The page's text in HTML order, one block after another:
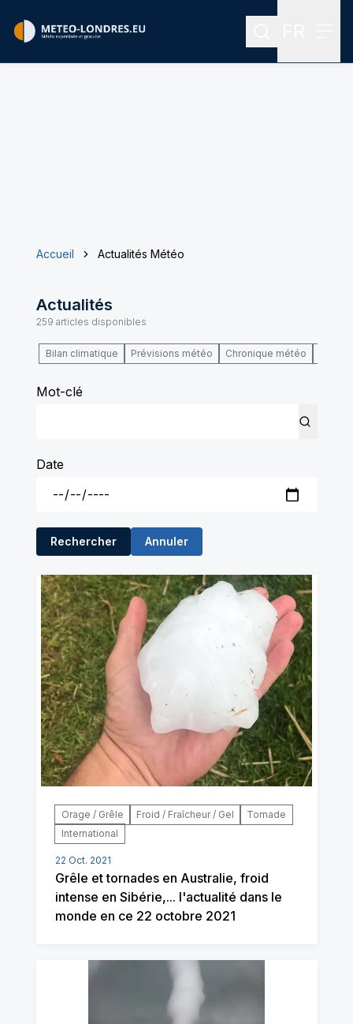
Rechercher
Accueil Actualités Météo
Actualités
259 articles disponibles
Bilan climatique Prévisions météo Chronique météo
Mot-clé
Date
Rechercher Annuler
Orage / Grêle Froid / Fraîcheur / Gel
Tornade
International
22 Oct. 2021
Grêle et tornades en Australie, froid
intense en Sibérie,... l'actualité dans le
monde en ce 22 octobre 2021